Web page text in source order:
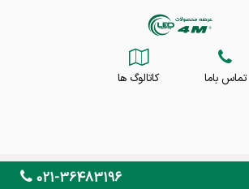
تماس باما کاتالوگ ها
021-36483196